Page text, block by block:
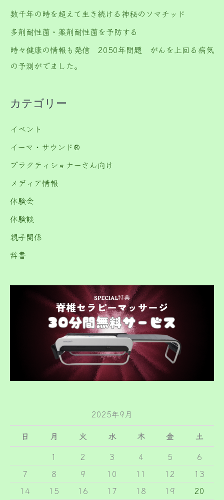
数千年の時を超えて生き続ける神秘のソマチッド
多剤耐性菌・薬剤耐性菌を予防する
時々健康の情報も発信 2050年問題 がんを上回る病気
の予測がでました。
カテゴリー
イベント
イーマ・サウンド®️
プラクティショナーさん向け
メディア情報
体験会
体験談
親子関係
辞書
2025年9月
日
月 火 水 木 金
土
1
2 3 4 5
6
7
8 9 10 11 12
13
14
15 16 17 18 19
20